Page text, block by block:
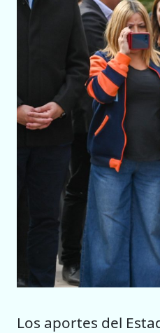
Los aportes del